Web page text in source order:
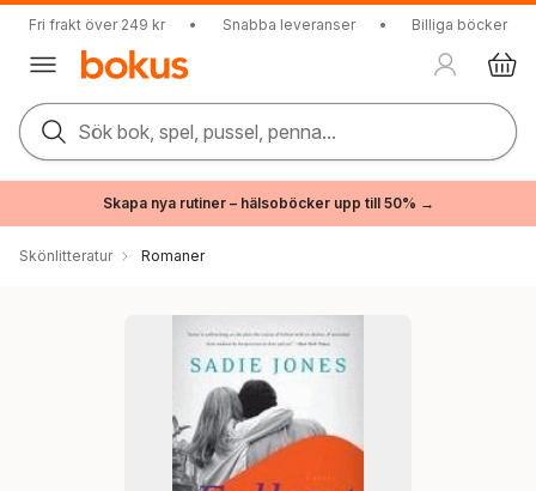
Fri frakt över 249 kr • Snabba leveranser • Billiga böcker
Sök bok, spel, pussel, penna...
Skapa nya rutiner – hälsoböcker upp till 50% →
Skönlitteratur Romaner